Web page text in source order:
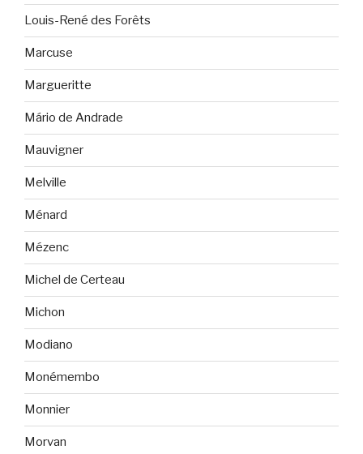
Louis-René des Forêts
Marcuse
Margueritte
Mário de Andrade
Mauvigner
Melville
Ménard
Mézenc
Michel de Certeau
Michon
Modiano
Monémembo
Monnier
Morvan